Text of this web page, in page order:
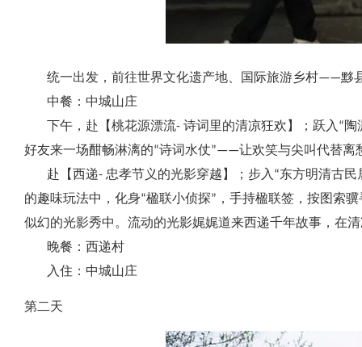
统一出发，前往世界文化遗产地、国际旅游乡村——黟
中餐：中城山庄
下午，赴【桃花源漂流- 诗词里的清凉狂欢】；跃入“陶
好友来一场酣畅淋漓的“诗词水仗”——让欢笑与尖叫代替离
赴【西递- 忠孝节义的光影穿越】；步入“东方明清古民
的趣味玩法中，化身“楹联小侦探”，手持楹联签，按图索
似幻的光影秀中。流动的光影娓娓道来西递千年故事，
晚餐：西递村
入住：中城山庄
第二天